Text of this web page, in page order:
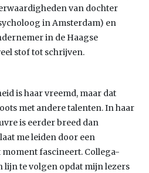
van dochter
in Amsterdam) en
in de Haagse
stof tot schrijven.
is haar vreemd, maar dat
met andere talenten. In haar
is eerder breed dan
me leiden door een
fascineert. Collega-
lijn te volgen opdat mijn lezers